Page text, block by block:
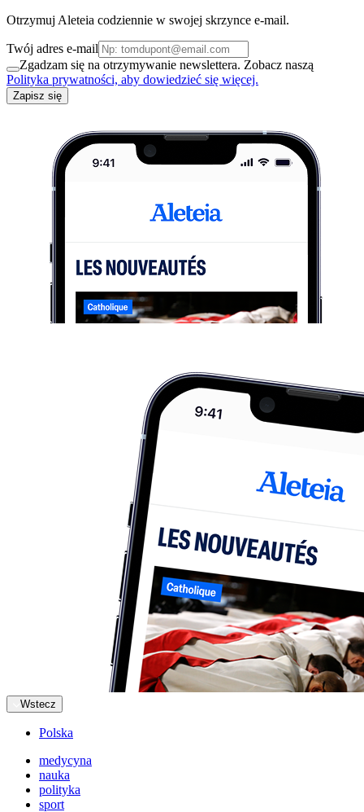
Otrzymuj Aleteia codziennie w swojej skrzynce e-mail.
Twój adres e-mail
Zgadzam się na otrzymywanie newslettera. Zobacz naszą
Polityka prywatności, aby dowiedzieć się więcej.
Zapisz się
Wstecz
Polska
medycyna
nauka
polityka
sport